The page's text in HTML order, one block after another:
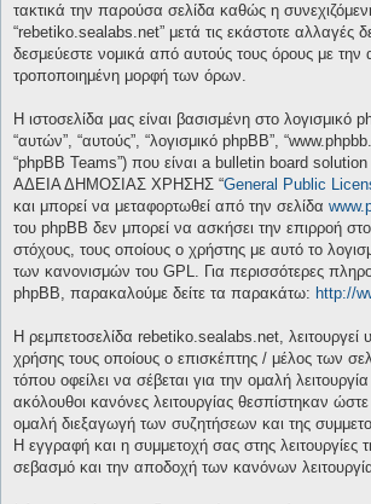
τακτικά την παρούσα σελίδα καθώς η
“rebetiko.sealabs.net” μετά τις εκάστοτε αλλαγές
δεσμεύεστε νομικά από αυτούς τους όρους με
τροποποιημένη μορφή των όρων.
Η ιστοσελίδα μας είναι βασισμένη στο λογισμικό
“αυτών”, “αυτούς”, “λογισμικό phpBB”,
“phpBB Teams”) που είναι a bulletin board
ΑΔΕΙΑ ΔΗΜΟΣΙΑΣ ΧΡΗΣΗΣ “General Public
και μπορεί να μεταφορτωθεί από την σελίδα
του phpBB δεν μπορεί να ασκήσει την επιρροή
στόχους, τους οποίους ο χρήστης με αυτό το
των κανονισμών του GPL. Για περισσότερες
phpBB, παρακαλούμε δείτε τα παρακάτω: http://
Η ρεμπετοσελίδα rebetiko.sealabs.net, λειτουργεί
χρήσης τους οποίους ο επισκέπτης / μέλος των
τόπου οφείλει να σέβεται για την ομαλή
ακόλουθοι κανόνες λειτουργίας θεσπίστηκαν
ομαλή διεξαγωγή των συζητήσεων και της
Η εγγραφή και η συμμετοχή σας στης λειτουργίες
σεβασμό και την αποδοχή των κανόνων